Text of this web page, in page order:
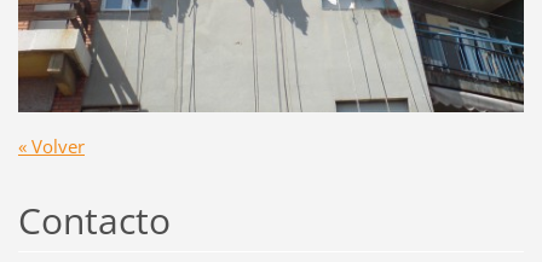
« Volver
Contacto